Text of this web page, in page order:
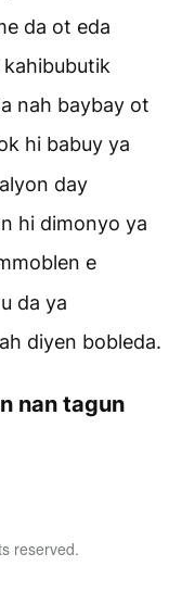
da ot eda
kahibubutik
nah baybay ot
hi babuy ya
day
hi dimonyo ya
e
da ya
diyen bobleda.
nan tagun
reserved.